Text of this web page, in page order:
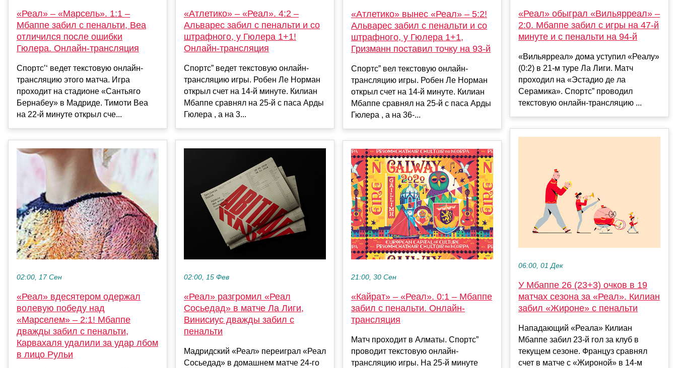
«Реал» – «Марсель». 1:1 –
Мбаппе забил с пенальти, Веа
отличился после ошибки
Гюлера. Онлайн-трансляция
Спортс’‘ ведет текстовую онлайн-
трансляцию этого матча. Игра
проходит на стадионе «Сантьяго
Бернабеу» в Мадриде. Тимоти Веа
на 22-й минуте открыл сче...
02:00, 17 Сен
«Реал» вдесятером одержал
волевую победу над
«Марселем» – 2:1! Мбаппе
дважды забил с пенальти,
Карвахаля удалили за удар лбом
в лицо Рульи
«Атлетико» – «Реал». 4:2 –
Альварес забил с пенальти и со
штрафного, у Гюлера 1+1!
Онлайн-трансляция
Спортс” ведет текстовую онлайн-
трансляцию игры. Робен Ле Норман
открыл счет на 14-й минуте. Килиан
Мбаппе сравнял на 25-й с паса Арды
Гюлера , а на 3...
02:00, 15 Фев
«Реал» разгромил «Реал
Сосьедад» в матче Ла Лиги,
Винисиус дважды забил с
пенальти
Мадридский «Реал» переиграл «Реал
Сосьедад» в домашнем матче 24‑го
«Атлетико» вынес «Реал» – 5:2!
Альварес забил с пенальти и со
штрафного, у Гюлера 1+1,
Гризманн поставил точку на 93-й
Спортс” вел текстовую онлайн-
трансляцию игры. Робен Ле Норман
открыл счет на 14-й минуте. Килиан
Мбаппе сравнял на 25-й с паса Арды
Гюлера , а на 36-...
21:00, 30 Сен
«Кайрат» – «Реал». 0:1 – Мбаппе
забил с пенальти. Онлайн-
трансляция
Матч проходит в Алматы. Спортс”
проводит текстовую онлайн-
трансляцию игры. На 25-й минуте
«Реал» обыграл «Вильярреал» –
2:0. Мбаппе забил с игры на 47-й
минуте и с пенальти на 94-й
«Вильярреал» дома уступил «Реалу»
(0:2) в 21-м туре Ла Лиги. Матч
проходил на «Эстадио де ла
Серамика». Спортс” проводил
текстовую онлайн-трансляцию ...
06:00, 01 Дек
У Мбаппе 26 (23+3) очков в 19
матчах сезона за «Реал». Килиан
забил «Жироне» с пенальти
Нападающий «Реала» Килиан
Мбаппе забил 23-й гол за клуб в
текущем сезоне. Француз сравнял
счет в матче с «Жироной» в 14-м